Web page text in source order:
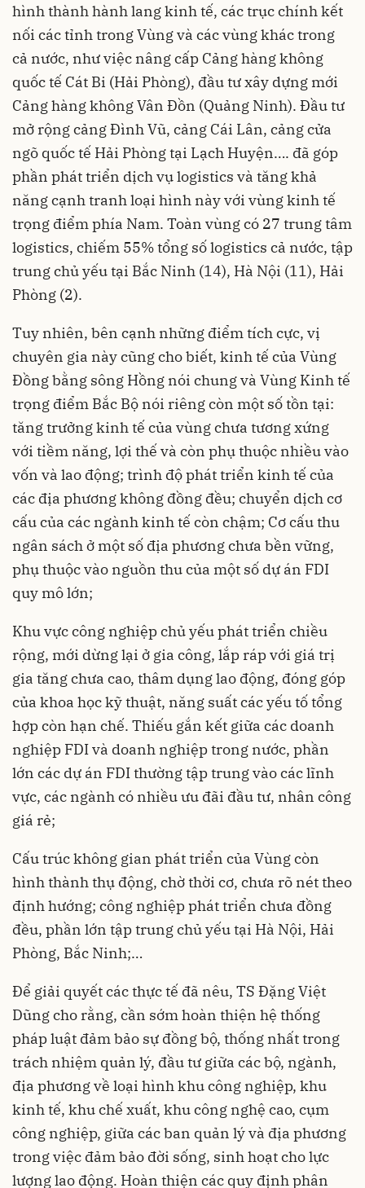
hình thành hành lang kinh tế, các trục chính kết
nối các tỉnh trong Vùng và các vùng khác trong
cả nước, như việc nâng cấp Cảng hàng không
quốc tế Cát Bi (Hải Phòng), đầu tư xây dựng mới
Cảng hàng không Vân Đồn (Quảng Ninh). Đầu tư
mở rộng cảng Đình Vũ, cảng Cái Lân, cảng cửa
ngõ quốc tế Hải Phòng tại Lạch Huyện…. đã góp
phần phát triển dịch vụ logistics và tăng khả
năng cạnh tranh loại hình này với vùng kinh tế
trọng điểm phía Nam. Toàn vùng có 27 trung tâm
logistics, chiếm 55% tổng số logistics cả nước, tập
trung chủ yếu tại Bắc Ninh (14), Hà Nội (11), Hải
Phòng (2).
Tuy nhiên, bên cạnh những điểm tích cực, vị
chuyên gia này cũng cho biết, kinh tế của Vùng
Đồng bằng sông Hồng nói chung và Vùng Kinh tế
trọng điểm Bắc Bộ nói riêng còn một số tồn tại:
tăng trưởng kinh tế của vùng chưa tương xứng
với tiềm năng, lợi thế và còn phụ thuộc nhiều vào
vốn và lao động; trình độ phát triển kinh tế của
các địa phương không đồng đều; chuyển dịch cơ
cấu của các ngành kinh tế còn chậm; Cơ cấu thu
ngân sách ở một số địa phương chưa bền vững,
phụ thuộc vào nguồn thu của một số dự án FDI
quy mô lớn;
Khu vực công nghiệp chủ yếu phát triển chiều
rộng, mới dừng lại ở gia công, lắp ráp với giá trị
gia tăng chưa cao, thâm dụng lao động, đóng góp
của khoa học kỹ thuật, năng suất các yếu tố tổng
hợp còn hạn chế. Thiếu gắn kết giữa các doanh
nghiệp FDI và doanh nghiệp trong nước, phần
lớn các dự án FDI thường tập trung vào các lĩnh
vực, các ngành có nhiều ưu đãi đầu tư, nhân công
giá rẻ;
Cấu trúc không gian phát triển của Vùng còn
hình thành thụ động, chờ thời cơ, chưa rõ nét theo
định hướng; công nghiệp phát triển chưa đồng
đều, phần lớn tập trung chủ yếu tại Hà Nội, Hải
Phòng, Bắc Ninh;…
Để giải quyết các thực tế đã nêu, TS Đặng Việt
Dũng cho rằng, cần sớm hoàn thiện hệ thống
pháp luật đảm bảo sự đồng bộ, thống nhất trong
trách nhiệm quản lý, đầu tư giữa các bộ, ngành,
địa phương về loại hình khu công nghiệp, khu
kinh tế, khu chế xuất, khu công nghệ cao, cụm
công nghiệp, giữa các ban quản lý và địa phương
trong việc đảm bảo đời sống, sinh hoạt cho lực
lượng lao động. Hoàn thiện các quy định phân